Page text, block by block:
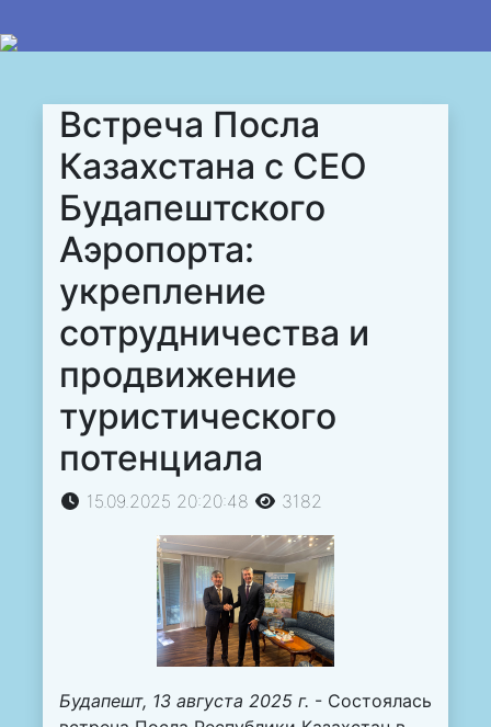
Встреча Посла
Казахстана с СЕО
Будапештского
Аэропорта:
укрепление
сотрудничества и
продвижение
туристического
потенциала
15.09.2025 20:20:48 3182
Будапешт, 13 августа 2025 г. - Состоялась